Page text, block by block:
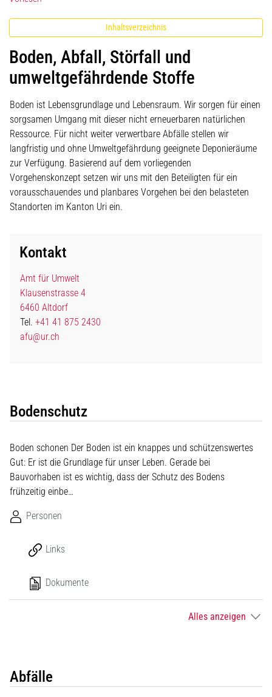
Inhaltsverzeichnis
Boden, Abfall, Störfall und
umweltgefährdende Stoffe
Boden ist Lebensgrundlage und Lebensraum. Wir sorgen für einen
sorgsamen Umgang mit dieser nicht erneuerbaren natürlichen
Ressource. Für nicht weiter verwertbare Abfälle stellen wir
langfristig und ohne Umweltgefährdung geeignete Deponieräume
zur Verfügung. Basierend auf dem vorliegenden
Vorgehenskonzept setzen wir uns mit den Beteiligten für ein
vorausschauendes und planbares Vorgehen bei den belasteten
Standorten im Kanton Uri ein.
Kontakt
Amt für Umwelt
Klausenstrasse 4
6460 Altdorf
Tel. +41 41 875 2430
afu@ur.ch
Bodenschutz
Boden schonen Der Boden ist ein knappes und schützenswertes
Gut: Er ist die Grundlage für unser Leben. Gerade bei
Bauvorhaben ist es wichtig, dass der Schutz des Bodens
frühzeitig einbe…
Personen
Links
Dokumente
Alles anzeigen
Abfälle